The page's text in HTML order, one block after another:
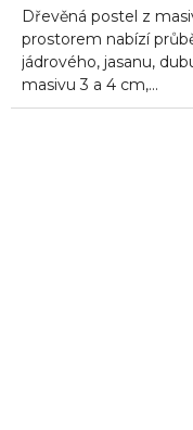
Dřevěná postel z
prostorem nabízí
jádrového, jasanu,
masivu 3 a 4 cm,...